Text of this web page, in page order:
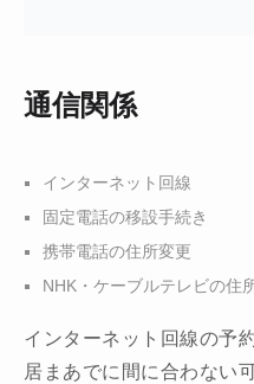
通信関係
インターネット回線
固定電話の移設手続き
携帯電話の住所変更
NHK・ケーブルテレビの住
インターネット回線の予
居まあでに間に合わない